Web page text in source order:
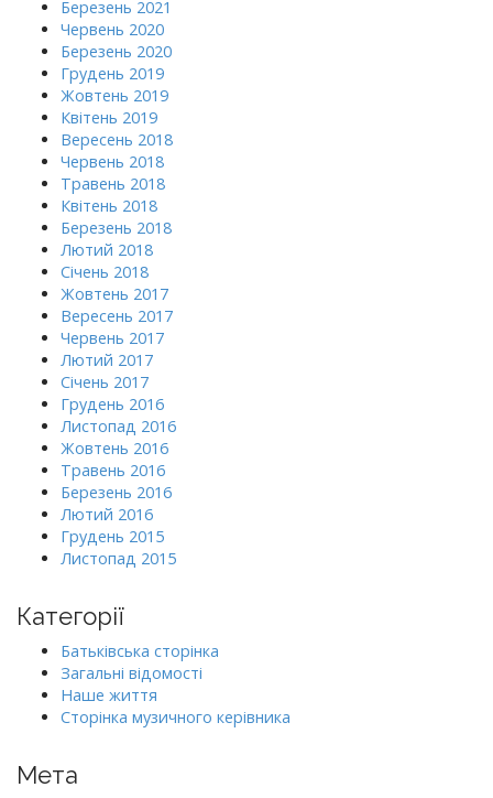
Березень 2021
Червень 2020
Березень 2020
Грудень 2019
Жовтень 2019
Квітень 2019
Вересень 2018
Червень 2018
Травень 2018
Квітень 2018
Березень 2018
Лютий 2018
Січень 2018
Жовтень 2017
Вересень 2017
Червень 2017
Лютий 2017
Січень 2017
Грудень 2016
Листопад 2016
Жовтень 2016
Травень 2016
Березень 2016
Лютий 2016
Грудень 2015
Листопад 2015
Категорії
Батьківська сторінка
Загальні відомості
Наше життя
Сторінка музичного керівника
Мета